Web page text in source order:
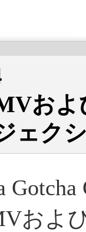
お
ェク
およ